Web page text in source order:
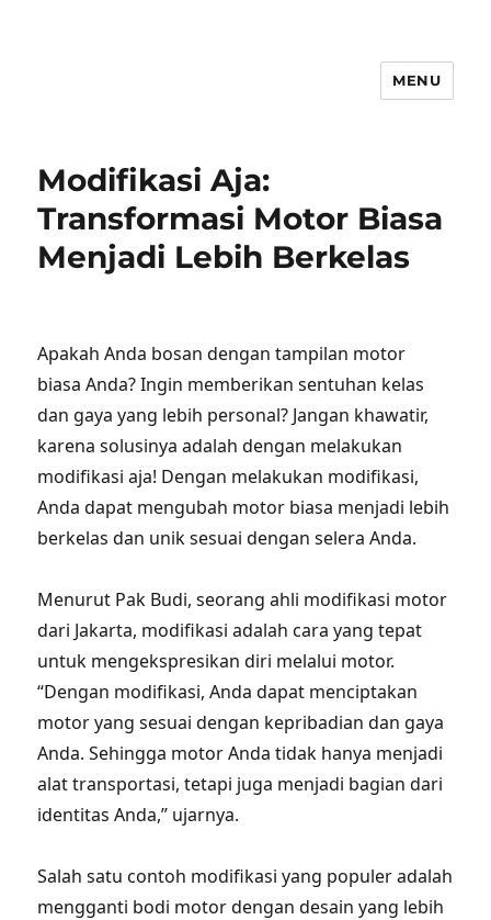
MENU
Modifikasi Aja:
Transformasi Motor Biasa
Menjadi Lebih Berkelas
Apakah Anda bosan dengan tampilan motor
biasa Anda? Ingin memberikan sentuhan kelas
dan gaya yang lebih personal? Jangan khawatir,
karena solusinya adalah dengan melakukan
modifikasi aja! Dengan melakukan modifikasi,
Anda dapat mengubah motor biasa menjadi lebih
berkelas dan unik sesuai dengan selera Anda.
Menurut Pak Budi, seorang ahli modifikasi motor
dari Jakarta, modifikasi adalah cara yang tepat
untuk mengekspresikan diri melalui motor.
“Dengan modifikasi, Anda dapat menciptakan
motor yang sesuai dengan kepribadian dan gaya
Anda. Sehingga motor Anda tidak hanya menjadi
alat transportasi, tetapi juga menjadi bagian dari
identitas Anda,” ujarnya.
Salah satu contoh modifikasi yang populer adalah
mengganti bodi motor dengan desain yang lebih